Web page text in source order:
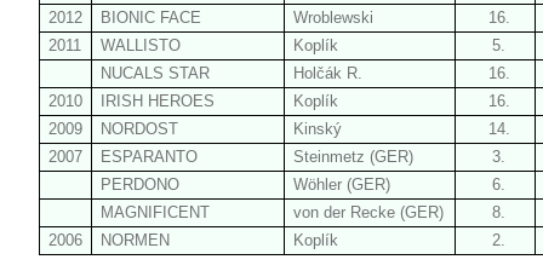
2012
BIONIC FACE Wroblewski
16.
2011
WALLISTO Koplík
5.
NUCALS STAR
Holčák R.
16.
2010
IRISH HEROES Koplík
16.
2009
NORDOST Kinský
14.
2007
ESPARANTO Steinmetz (GER)
3.
PERDONO
Wöhler (GER)
6.
MAGNIFICENT
von der Recke (GER)
8.
2006
NORMEN Koplík 2.